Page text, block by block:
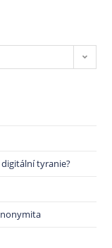
digitální tyranie?